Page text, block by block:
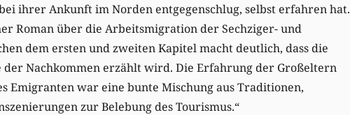
ihrer Ankunft im Norden entgegenschlug, selbst erfahren hat.
Roman über die Arbeitsmigration der Sechziger- und
dem ersten und zweiten Kapitel macht deutlich, dass die
Nachkommen erzählt wird. Die Erfahrung der Großeltern
Emigranten war eine bunte Mischung aus Traditionen,
zur Belebung des Tourismus.“